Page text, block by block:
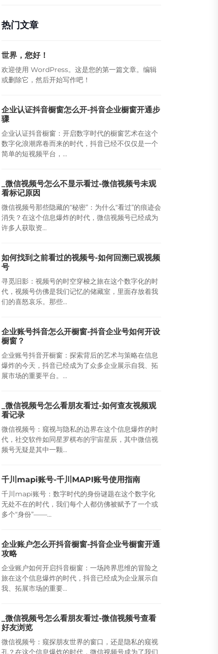
热门文章
世界，您好！
欢迎使用 WordPress。这是您的第一篇文章。编辑
或删除它，然后开始写作吧！
企业认证抖音橱窗怎么开-抖音企业橱窗开通步
骤
企业认证抖音橱窗：开启数字时代的橱窗艺术在这个
数字化浪潮席卷而来的时代，抖音已经不仅仅是一个
简单的短视频平台，...
_微信视频号怎么不显示看过-微信视频号未观
看标记原因
微信视频号那些隐藏的“秘密”：为什么“看过”的痕迹会
消失？在这个信息爆炸的时代，微信视频号已经成为
许多人获取资...
如何找到之前看过的视频号-如何回溯已观视频
号
寻觅旧影：视频号的时空穿梭之旅在这个数字化的时
代，视频号仿佛是我们记忆的储藏室，里面存放着我
们的喜怒哀乐。那些...
企业账号抖音怎么开橱窗-抖音企业号如何开设
橱窗？
企业账号抖音开橱窗：探索背后的艺术与策略在信息
爆炸的今天，抖音已经成为了众多企业展示自我、拓
展市场的重要平台。...
_微信视频号怎么看朋友看过-如何查友视频观
看记录
微信视频号：窥视与隐私的边界在这个信息爆炸的时
代，社交软件如同星罗棋布的宇宙星辰，其中微信视
频号无疑是其中一颗...
千川mapi账号-千川MAPI账号使用指南
千川mapi账号：数字时代的身份谜题在这个数字化
无处不在的时代，我们每个人都仿佛被赋予了一个或
多个“身份”——...
企业账户怎么开抖音橱窗-抖音企业号橱窗开通
攻略
企业账户如何开启抖音橱窗：一场跨界思维的冒险之
旅在这个信息爆炸的时代，抖音已经成为企业展示自
我、拓展市场的重要...
_微信视频号怎么看朋友看过-微信视频号查看
好友浏览
微信视频号：窥探朋友世界的窗口，还是隐私的窥视
孔？在这个信息爆炸的时代，微信视频号成为了我们